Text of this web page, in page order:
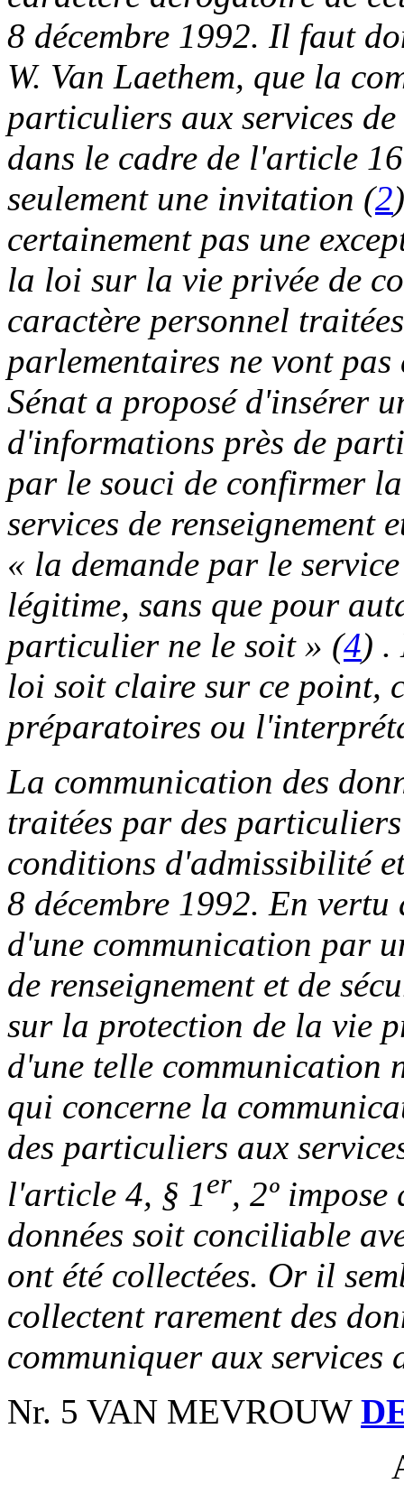
8 décembre 1992. Il faut
W. Van Laethem, que la
particuliers aux services
dans le cadre de l'article
seulement une invitation (2
certainement pas une
la loi sur la vie privée de
caractère personnel
parlementaires ne vont
Sénat a proposé d'insérer
d'informations près de
par le souci de confirmer
services de renseignement
« la demande par le
légitime, sans que pour
particulier ne le soit » (4) .
loi soit claire sur ce point,
préparatoires ou
La communication des
traitées par des
conditions d'admissibilité
8 décembre 1992. En
d'une communication par
de renseignement et de
sur la protection de la vie
d'une telle communication
qui concerne la
des particuliers aux
l'article 4, § 1er, 2º
données soit conciliable
ont été collectées. Or il
collectent rarement des
communiquer aux services
Nr. 5 VAN MEVROUW